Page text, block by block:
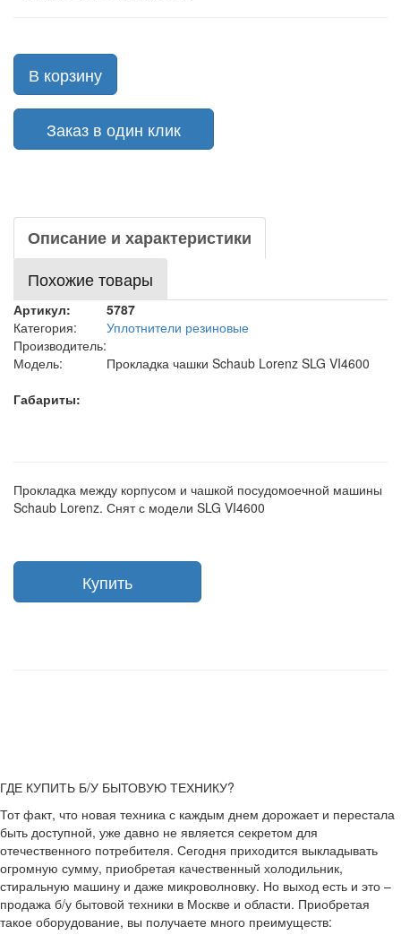
В корзину
Заказ в один клик
Описание и характеристики
Похожие товары
Артикул:
5787
Категория:
Уплотнители резиновые
Производитель:
Модель:
Прокладка чашки Schaub Lorenz SLG VI4600
Габариты:
Прокладка между корпусом и чашкой посудомоечной машины
Schaub Lorenz. Снят с модели SLG VI4600
ГДЕ КУПИТЬ Б/У БЫТОВУЮ ТЕХНИКУ?
Тот факт, что новая техника с каждым днем дорожает и перестала
быть доступной, уже давно не является секретом для
отечественного потребителя. Сегодня приходится выкладывать
огромную сумму, приобретая качественный холодильник,
стиральную машину и даже микроволновку. Но выход есть и это –
продажа б/у бытовой техники в Москве и области. Приобретая
такое оборудование, вы получаете много преимуществ: